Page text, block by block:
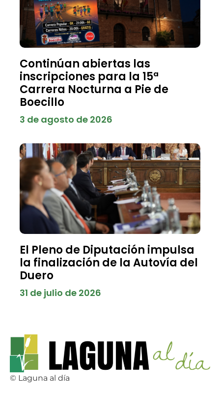
Continúan abiertas las
inscripciones para la 15ª
Carrera Nocturna a Pie de
Boecillo
3 de agosto de 2026
El Pleno de Diputación impulsa
la finalización de la Autovía del
Duero
31 de julio de 2026
© Laguna al día